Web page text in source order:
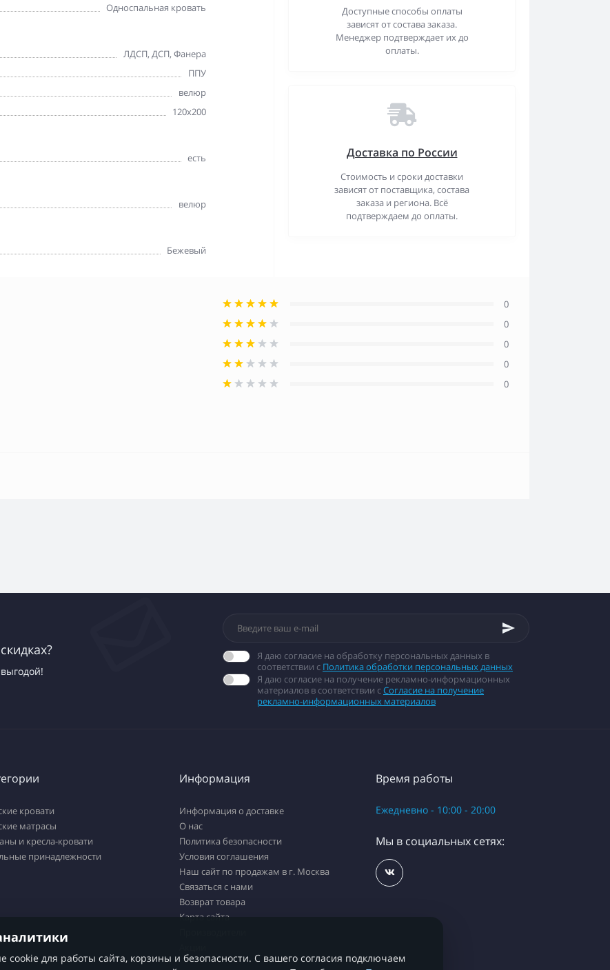
Односпальная кровать
ЛДСП, ДСП, Фанера
ППУ
велюр
120х200
есть
велюр
Бежевый
Доступные способы оплаты
зависят от состава заказа.
Менеджер подтверждает их до
оплаты.
Доставка по России
Стоимость и сроки доставки
зависят от поставщика, состава
заказа и региона. Всё
подтверждаем до оплаты.
0
0
0
0
0
Я даю согласие на обработку персональных данных в
соответствии с Политика обработки персональных данных
Я даю согласие на получение рекламно-информационных
материалов в соответствии сСогласие на получение
рекламно-информационных материалов
кровати
матрасы
и кресла-кровати
принадлежности
Информация
Информация о доставке
О нас
Политика безопасности
Условия соглашения
Наш сайт по продажам в г. Москва
Связаться с нами
Возврат товара
Карта сайта
Время работы
Ежедневно - 10:00 - 20:00
Мы в социальных сетях:
для работы сайта, корзины и безопасности. С вашего согласия подключаем